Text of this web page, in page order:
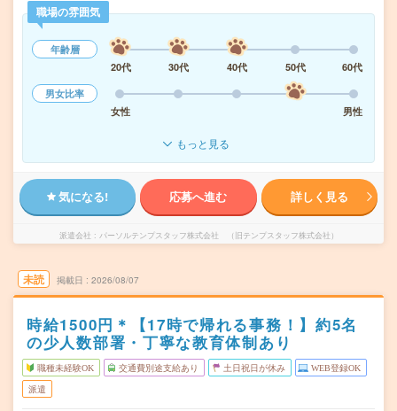
職場の雰囲気
年齢層
20代
30代 40代 50代
60代
男女比率
女性
男性
もっと見る
気になる! 応募へ進む 詳しく見る
派遣会社 パーソルテンプスタッフ株式会社 （旧テンプスタッフ株式会社）
未読 掲載日 2026/08/07
時給1500円＊【17時で帰れる事務！】約5名
の少人数部署・丁寧な教育体制あり
職種未経験OK 交通費別途支給あり 土日祝日が休み WEB登録OK
派遣